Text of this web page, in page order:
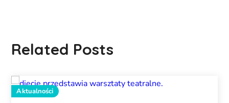
Related Posts
Aktualności